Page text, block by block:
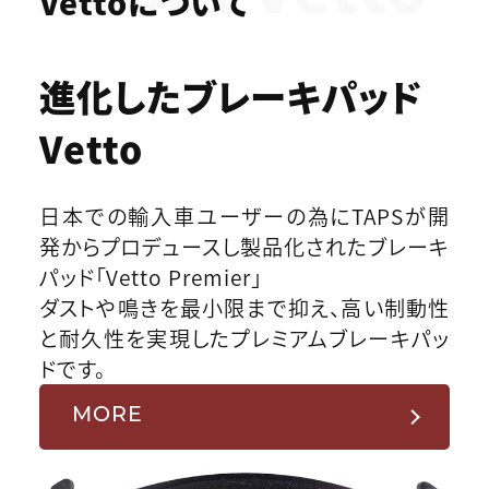
進化したブレーキパッド
Vetto
日本での輸入車ユーザーの為にTAPSが開
発からプロデュースし製品化されたブレーキ
パッド「Vetto Premier」
ダストや鳴きを最小限まで抑え、高い制動性
と耐久性を実現したプレミアムブレーキパッ
ドです。
MORE